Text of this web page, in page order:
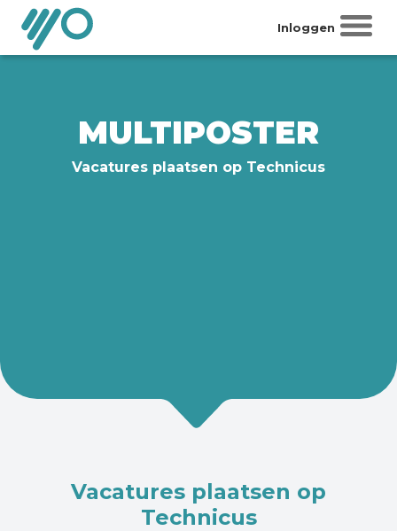
Inloggen
MULTIPOSTER
Vacatures plaatsen op Technicus
Vacatures plaatsen op
Technicus